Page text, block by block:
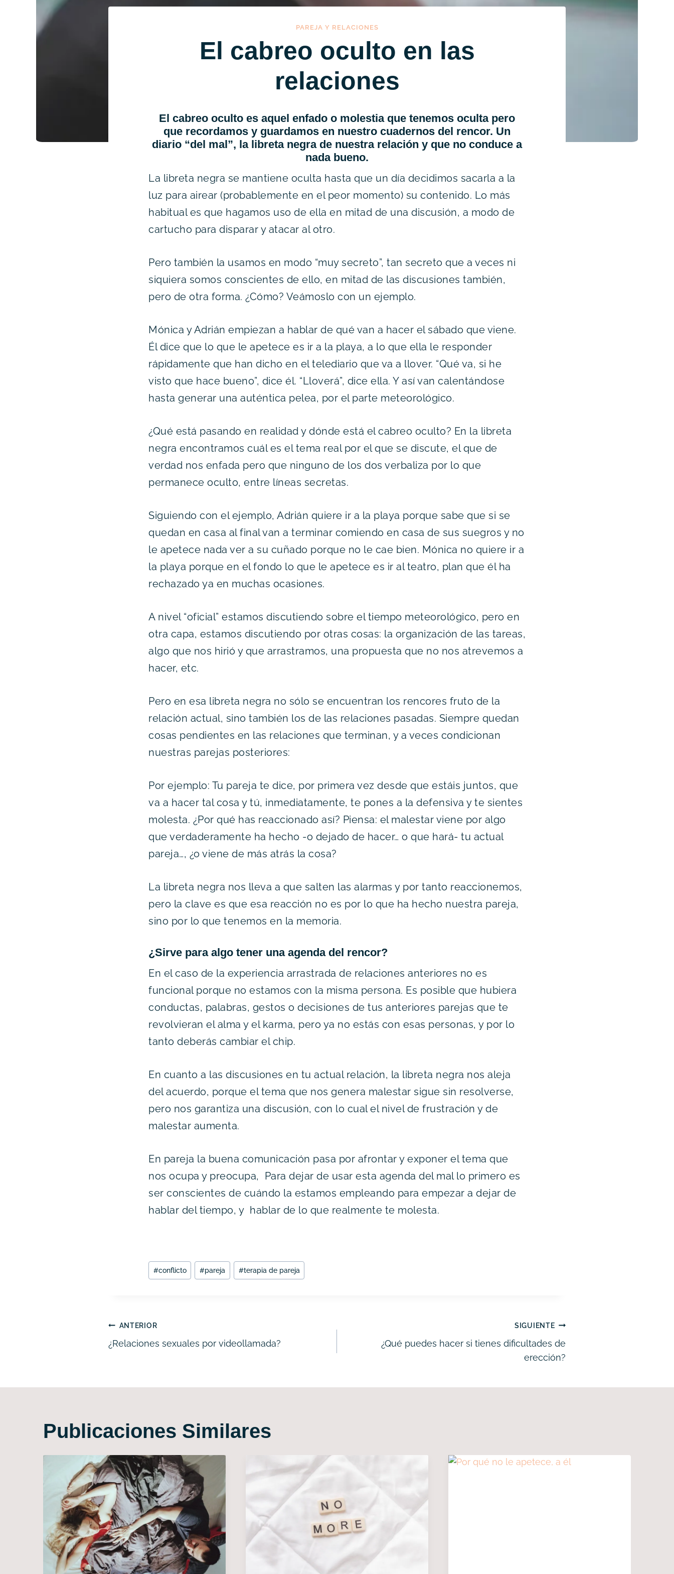
PAREJA Y RELACIONES
El cabreo oculto en las
relaciones
El cabreo oculto es aquel enfado o molestia que tenemos oculta pero
que recordamos y guardamos en nuestro cuadernos del rencor. Un
diario “del mal”, la libreta negra de nuestra relación y que no conduce a
nada bueno.
La libreta negra se mantiene oculta hasta que un día decidimos sacarla a la
luz para airear (probablemente en el peor momento) su contenido. Lo más
habitual es que hagamos uso de ella en mitad de una discusión, a modo de
cartucho para disparar y atacar al otro.
Pero también la usamos en modo “muy secreto”, tan secreto que a veces ni
siquiera somos conscientes de ello, en mitad de las discusiones también,
pero de otra forma. ¿Cómo? Veámoslo con un ejemplo.
Mónica y Adrián empiezan a hablar de qué van a hacer el sábado que viene.
Él dice que lo que le apetece es ir a la playa, a lo que ella le responder
rápidamente que han dicho en el telediario que va a llover. “Qué va, si he
visto que hace bueno”, dice él. “Lloverá”, dice ella. Y así van calentándose
hasta generar una auténtica pelea, por el parte meteorológico.
¿Qué está pasando en realidad y dónde está el cabreo oculto? En la libreta
negra encontramos cuál es el tema real por el que se discute, el que de
verdad nos enfada pero que ninguno de los dos verbaliza por lo que
permanece oculto, entre líneas secretas.
Siguiendo con el ejemplo, Adrián quiere ir a la playa porque sabe que si se
quedan en casa al final van a terminar comiendo en casa de sus suegros y no
le apetece nada ver a su cuñado porque no le cae bien. Mónica no quiere ir a
la playa porque en el fondo lo que le apetece es ir al teatro, plan que él ha
rechazado ya en muchas ocasiones.
A nivel “oficial” estamos discutiendo sobre el tiempo meteorológico, pero en
otra capa, estamos discutiendo por otras cosas: la organización de las tareas,
algo que nos hirió y que arrastramos, una propuesta que no nos atrevemos a
hacer, etc.
Pero en esa libreta negra no sólo se encuentran los rencores fruto de la
relación actual, sino también los de las relaciones pasadas. Siempre quedan
cosas pendientes en las relaciones que terminan, y a veces condicionan
nuestras parejas posteriores:
Por ejemplo: Tu pareja te dice, por primera vez desde que estáis juntos, que
va a hacer tal cosa y tú, inmediatamente, te pones a la defensiva y te sientes
molesta. ¿Por qué has reaccionado así? Piensa: el malestar viene por algo
que verdaderamente ha hecho -o dejado de hacer… o que hará- tu actual
pareja…, ¿o viene de más atrás la cosa?
La libreta negra nos lleva a que salten las alarmas y por tanto reaccionemos,
pero la clave es que esa reacción no es por lo que ha hecho nuestra pareja,
sino por lo que tenemos en la memoria.
¿Sirve para algo tener una agenda del rencor?
En el caso de la experiencia arrastrada de relaciones anteriores no es
funcional porque no estamos con la misma persona. Es posible que hubiera
conductas, palabras, gestos o decisiones de tus anteriores parejas que te
revolvieran el alma y el karma, pero ya no estás con esas personas, y por lo
tanto deberás cambiar el chip.
En cuanto a las discusiones en tu actual relación, la libreta negra nos aleja
del acuerdo, porque el tema que nos genera malestar sigue sin resolverse,
pero nos garantiza una discusión, con lo cual el nivel de frustración y de
malestar aumenta.
En pareja la buena comunicación pasa por afrontar y exponer el tema que
nos ocupa y preocupa, Para dejar de usar esta agenda del mal lo primero es
ser conscientes de cuándo la estamos empleando para empezar a dejar de
hablar del tiempo, y hablar de lo que realmente te molesta.
Etiquetas
de
#conflicto #pareja #terapia de pareja
Navegación
de
ANTERIOR
¿Relaciones sexuales por videollamada?
SIGUIENTE
¿Qué puedes hacer si tienes dificultades de
erección?
Publicaciones Similares